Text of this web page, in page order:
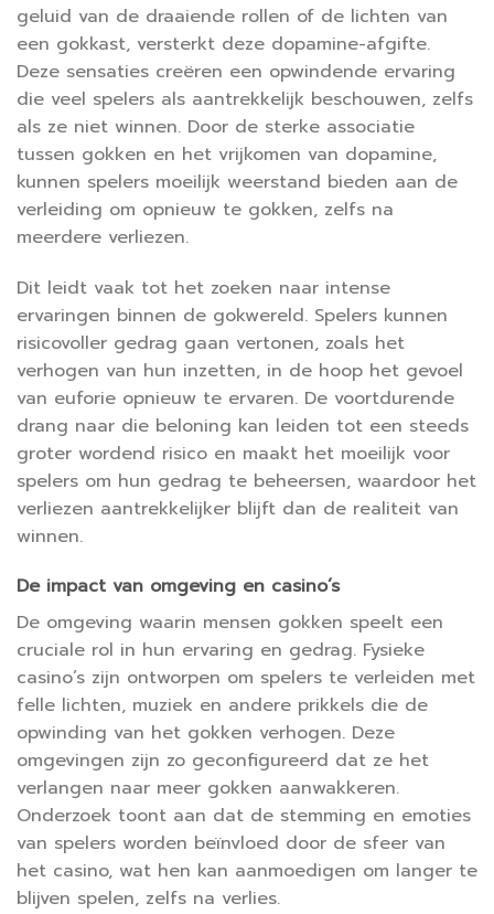
geluid van de draaiende rollen of de lichten van
een gokkast, versterkt deze dopamine-afgifte.
Deze sensaties creëren een opwindende ervaring
die veel spelers als aantrekkelijk beschouwen, zelfs
als ze niet winnen. Door de sterke associatie
tussen gokken en het vrijkomen van dopamine,
kunnen spelers moeilijk weerstand bieden aan de
verleiding om opnieuw te gokken, zelfs na
meerdere verliezen.
Dit leidt vaak tot het zoeken naar intense
ervaringen binnen de gokwereld. Spelers kunnen
risicovoller gedrag gaan vertonen, zoals het
verhogen van hun inzetten, in de hoop het gevoel
van euforie opnieuw te ervaren. De voortdurende
drang naar die beloning kan leiden tot een steeds
groter wordend risico en maakt het moeilijk voor
spelers om hun gedrag te beheersen, waardoor het
verliezen aantrekkelijker blijft dan de realiteit van
winnen.
De impact van omgeving en casino’s
De omgeving waarin mensen gokken speelt een
cruciale rol in hun ervaring en gedrag. Fysieke
casino’s zijn ontworpen om spelers te verleiden met
felle lichten, muziek en andere prikkels die de
opwinding van het gokken verhogen. Deze
omgevingen zijn zo geconfigureerd dat ze het
verlangen naar meer gokken aanwakkeren.
Onderzoek toont aan dat de stemming en emoties
van spelers worden beïnvloed door de sfeer van
het casino, wat hen kan aanmoedigen om langer te
blijven spelen, zelfs na verlies.